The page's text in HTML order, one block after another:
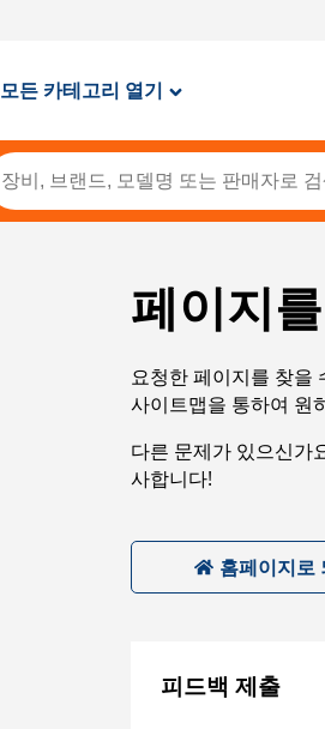
모든 카테고리 열기
페이지
요청한 페이지를 찾을
사이트맵을 통하여 원
다른 문제가 있으신가
사합니다!
홈페이지로
피드백 제출